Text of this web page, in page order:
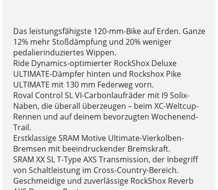
Das leistungsfähigste 120-mm-Bike auf Erden. Ganze
12% mehr Stoßdämpfung und 20% weniger
pedalierinduziertes Wippen.
Ride Dynamics-optimierter RockShox Deluxe
ULTIMATE-Dämpfer hinten und Rockshox Pike
ULTIMATE mit 130 mm Federweg vorn.
Roval Control SL VI-Carbonlaufräder mit I9 Solix-
Naben, die überall überzeugen – beim XC-Weltcup-
Rennen und auf deinem bevorzugten Wochenend-
Trail.
Erstklassige SRAM Motive Ultimate-Vierkolben-
Bremsen mit beeindruckender Bremskraft.
SRAM XX SL T-Type AXS Transmission, der Inbegriff
von Schaltleistung im Cross-Country-Bereich.
Geschmeidige und zuverlässige RockShox Reverb